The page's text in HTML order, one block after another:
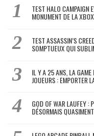
TEST HALO CAMPAIGN
MONUMENT DE LA
TEST ASSASSIN’S
SOMPTUEUX QUI
IL Y A 25 ANS, LA GAME
JOUEURS : EMPORTER
GOD OF WAR LAUFEY :
DÉSORMAIS